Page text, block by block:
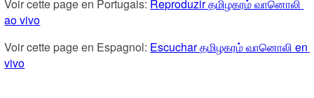
Voir cette page en Portugais: Reproduzir தமிழகரம் வானொலி
ao vivo
Voir cette page en Espagnol: Escuchar தமிழகரம் வானொலி en
vivo